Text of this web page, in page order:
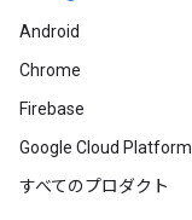
Android
Chrome
Firebase
Google Cloud Platform
すべてのプロダクト